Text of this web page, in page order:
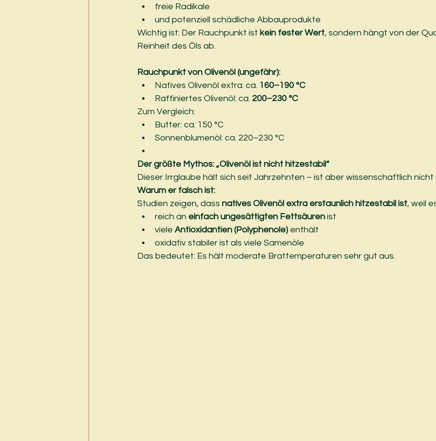
freie Radikale
und potenziell schädliche Abbauprodukte
Wichtig ist: Der Rauchpunkt ist kein fester Wert, sondern hängt von der
Reinheit des Öls ab.
Rauchpunkt von Olivenöl (ungefähr):
Natives Olivenöl extra: ca. 160–190 °C
Raffiniertes Olivenöl: ca. 200–230 °C
Zum Vergleich:
Butter: ca. 150 °C
Sonnenblumenöl: ca. 220–230 °C
Der größte Mythos: „Olivenöl ist nicht hitzestabil“
Dieser Irrglaube hält sich seit Jahrzehnten – ist aber wissenschaftlich nicht
Warum er falsch ist:
Studien zeigen, dass natives Olivenöl extra erstaunlich hitzestabil ist, weil
reich an einfach ungesättigten Fettsäuren ist
viele Antioxidantien (Polyphenole) enthält
oxidativ stabiler ist als viele Samenöle
Das bedeutet: Es hält moderate Brattemperaturen sehr gut aus.